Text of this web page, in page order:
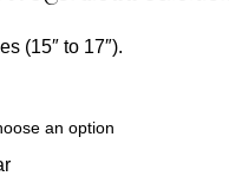
(15″ to 17″).